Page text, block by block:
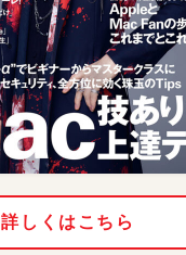
詳しくはこちら